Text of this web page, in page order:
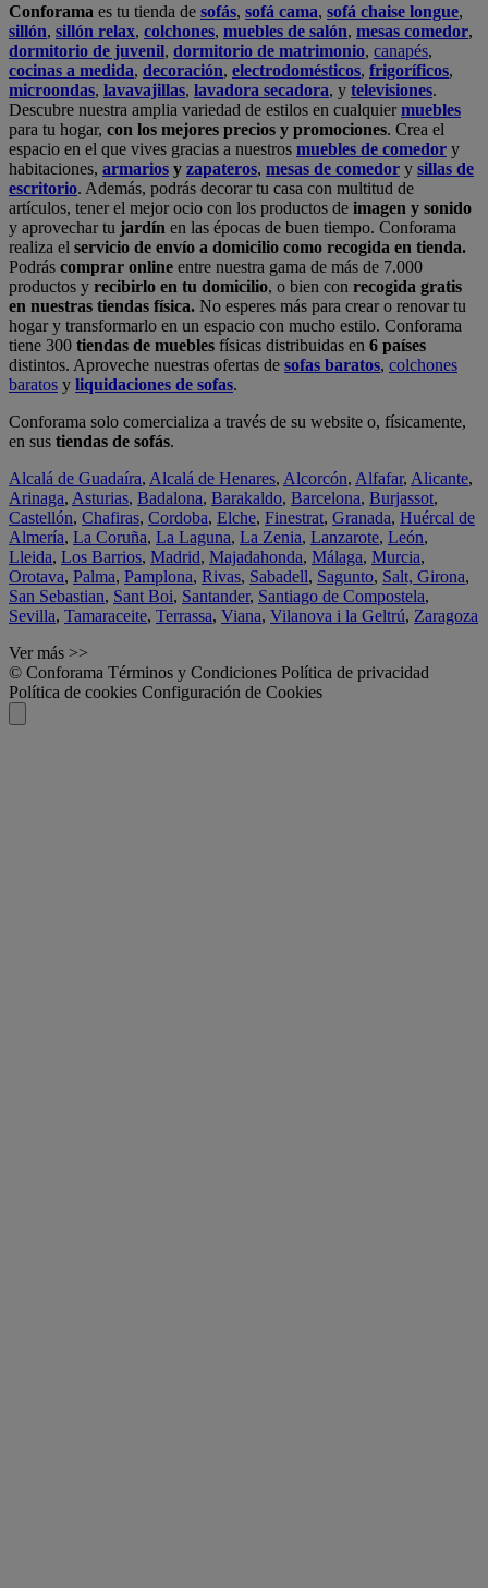
Conforama es tu tienda de sofás, sofá cama, sofá chaise longue,
sillón, sillón relax, colchones, muebles de salón, mesas comedor,
dormitorio de juvenil, dormitorio de matrimonio, canapés,
cocinas a medida, decoración, electrodomésticos, frigoríficos,
microondas, lavavajillas, lavadora secadora, y televisiones.
Descubre nuestra amplia variedad de estilos en cualquiermuebles
para tu hogar, con los mejores precios y promociones. Crea el
espacio en el que vives gracias a nuestros muebles de comedor y
habitaciones, armarios y zapateros, mesas de comedor y sillas de
escritorio. Además, podrás decorar tu casa con multitud de
artículos, tener el mejor ocio con los productos de imagen y sonido
y aprovechar tu jardín en las épocas de buen tiempo. Conforama
realiza el servicio de envío a domicilio como recogida en tienda.
Podrás comprar online entre nuestra gama de más de 7.000
productos y recibirlo en tu domicilio, o bien con recogida gratis
en nuestras tiendas física. No esperes más para crear o renovar tu
hogar y transformarlo en un espacio con mucho estilo. Conforama
tiene 300 tiendas de muebles físicas distribuidas en 6 países
distintos. Aproveche nuestras ofertas de sofas baratos, colchones
baratos y liquidaciones de sofas.
Conforama solo comercializa a través de su website o, físicamente,
en sus tiendas de sofás.
Alcalá de Guadaíra, Alcalá de Henares, Alcorcón, Alfafar, Alicante,
Arinaga, Asturias, Badalona, Barakaldo, Barcelona, Burjassot,
Castellón, Chafiras, Cordoba, Elche, Finestrat, Granada, Huércal de
Almería, La Coruña, La Laguna, La Zenia, Lanzarote, León,
Lleida, Los Barrios, Madrid, Majadahonda, Málaga, Murcia,
Orotava, Palma, Pamplona, Rivas, Sabadell, Sagunto, Salt, Girona,
San Sebastian, Sant Boi, Santander, Santiago de Compostela,
Sevilla, Tamaraceite, Terrassa, Viana, Vilanova i la Geltrú, Zaragoza
Ver más >>
© Conforama Términos y Condiciones Política de privacidad
Política de cookies Configuración de Cookies